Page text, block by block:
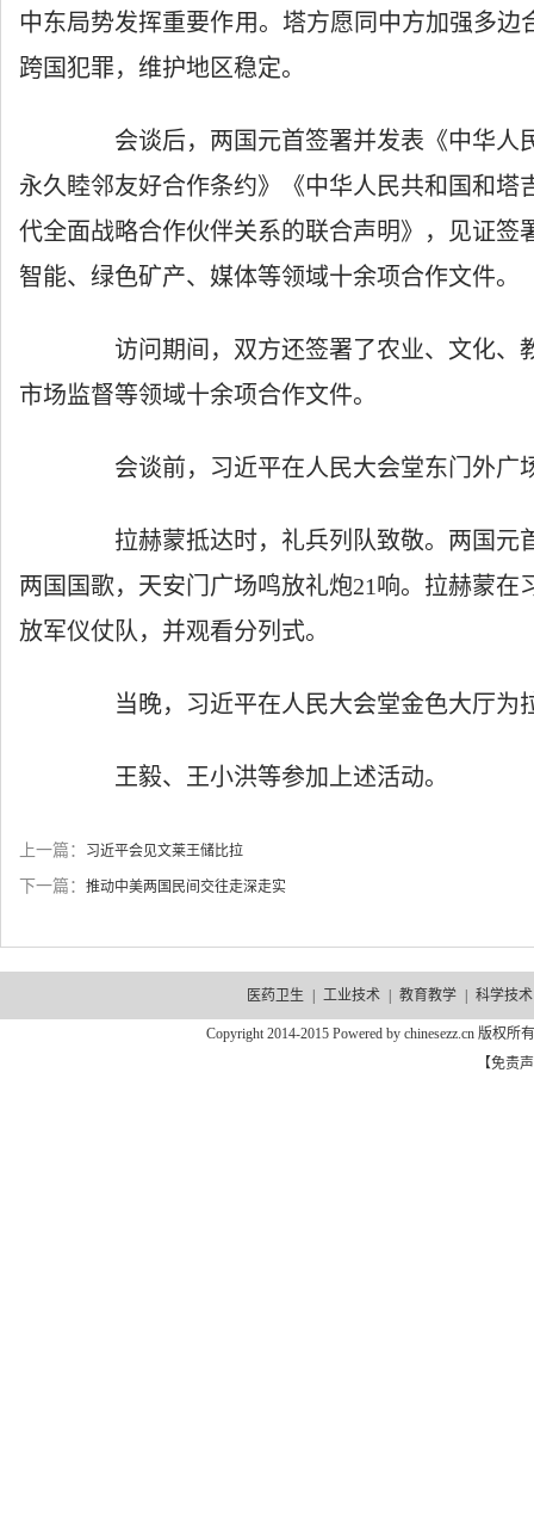
中东局势发挥重要作用。塔方愿同中方加强多边
跨国犯罪，维护地区稳定。
会谈后，两国元首签署并发表《中华人
永久睦邻友好合作条约》《中华人民共和国和塔
代全面战略合作伙伴关系的联合声明》，见证签
智能、绿色矿产、媒体等领域十余项合作文件。
访问期间，双方还签署了农业、文化、
市场监督等领域十余项合作文件。
会谈前，习近平在人民大会堂东门外广
拉赫蒙抵达时，礼兵列队致敬。两国元
两国国歌，天安门广场鸣放礼炮21响。拉赫蒙在
放军仪仗队，并观看分列式。
当晚，习近平在人民大会堂金色大厅为
王毅、王小洪等参加上述活动。
上一篇： 习近平会见文莱王储比拉
下一篇： 推动中美两国民间交往走深走实
医药卫生 工业技术 教育教学 科学技术
Copyright 2014-2015 Powered by chinesezz.cn 版权
【免责